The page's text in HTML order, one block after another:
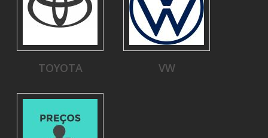
TOYOTA VW